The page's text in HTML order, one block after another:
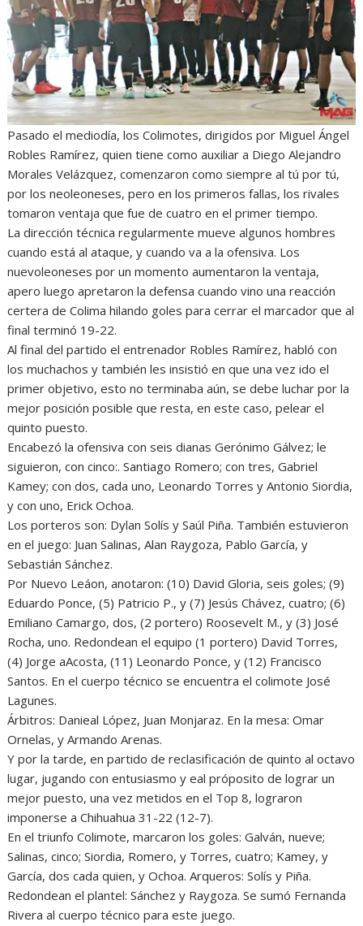
Pasado el mediodía, los Colimotes, dirigidos por Miguel Ángel
Robles Ramírez, quien tiene como auxiliar a Diego Alejandro
Morales Velázquez, comenzaron como siempre al tú por tú,
por los neoleoneses, pero en los primeros fallas, los rivales
tomaron ventaja que fue de cuatro en el primer tiempo.
La dirección técnica regularmente mueve algunos hombres
cuando está al ataque, y cuando va a la ofensiva. Los
nuevoleoneses por un momento aumentaron la ventaja,
apero luego apretaron la defensa cuando vino una reacción
certera de Colima hilando goles para cerrar el marcador que al
final terminó 19-22.
Al final del partido el entrenador Robles Ramírez, habló con
los muchachos y también les insistió en que una vez ido el
primer objetivo, esto no terminaba aún, se debe luchar por la
mejor posición posible que resta, en este caso, pelear el
quinto puesto.
Encabezó la ofensiva con seis dianas Gerónimo Gálvez; le
siguieron, con cinco:. Santiago Romero; con tres, Gabriel
Kamey; con dos, cada uno, Leonardo Torres y Antonio Siordia,
y con uno, Erick Ochoa.
Los porteros son: Dylan Solís y Saúl Piña. También estuvieron
en el juego: Juan Salinas, Alan Raygoza, Pablo García, y
Sebastián Sánchez.
Por Nuevo Leáon, anotaron: (10) David Gloria, seis goles; (9)
Eduardo Ponce, (5) Patricio P., y (7) Jesús Chávez, cuatro; (6)
Emiliano Camargo, dos, (2 portero) Roosevelt M., y (3) José
Rocha, uno. Redondean el equipo (1 portero) David Torres,
(4) Jorge aAcosta, (11) Leonardo Ponce, y (12) Francisco
Santos. En el cuerpo técnico se encuentra el colimote José
Lagunes.
Árbitros: Danieal López, Juan Monjaraz. En la mesa: Omar
Ornelas, y Armando Arenas.
Y por la tarde, en partido de reclasificación de quinto al octavo
lugar, jugando con entusiasmo y eal próposito de lograr un
mejor puesto, una vez metidos en el Top 8, lograron
imponerse a Chihuahua 31-22 (12-7).
En el triunfo Colimote, marcaron los goles: Galván, nueve;
Salinas, cinco; Siordia, Romero, y Torres, cuatro; Kamey, y
García, dos cada quien, y Ochoa. Arqueros: Solís y Piña.
Redondean el plantel: Sánchez y Raygoza. Se sumó Fernanda
Rivera al cuerpo técnico para este juego.